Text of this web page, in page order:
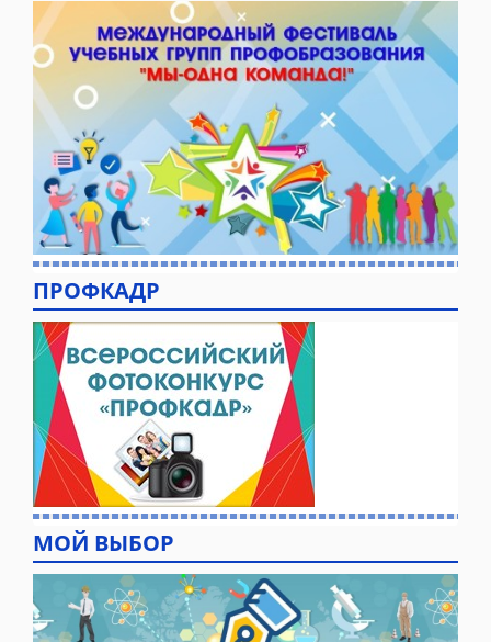
ПРОФКАДР
МОЙ ВЫБОР